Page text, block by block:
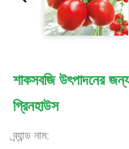
শাকসবজি উৎপাদনের
গ্রিনহাউস
ব্র্যান্ড নাম: